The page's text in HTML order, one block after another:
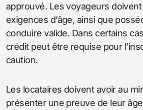
approuvé. Les voyageurs
exigences d’âge, ainsi que
conduire valide. Dans certains
crédit peut être requise pour
caution.
Les locataires doivent avoir au
présenter une preuve de leur